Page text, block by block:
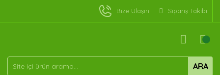
Bize Ulaşın Sipariş Takibi
ARA